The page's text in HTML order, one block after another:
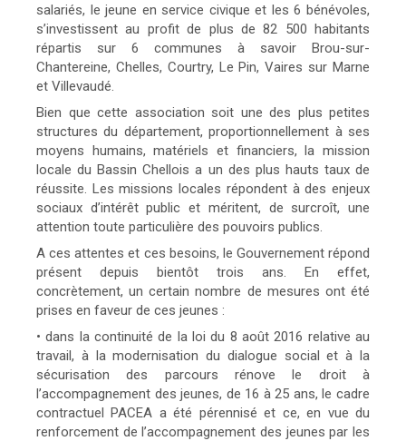
salariés, le jeune en service civique et les 6 bénévoles,
s’investissent au profit de plus de 82 500 habitants
répartis sur 6 communes à savoir Brou-sur-
Chantereine, Chelles, Courtry, Le Pin, Vaires sur Marne
et Villevaudé.
Bien que cette association soit une des plus petites
structures du département, proportionnellement à ses
moyens humains, matériels et financiers, la mission
locale du Bassin Chellois a un des plus hauts taux de
réussite. Les missions locales répondent à des enjeux
sociaux d’intérêt public et méritent, de surcroît, une
attention toute particulière des pouvoirs publics.
A ces attentes et ces besoins, le Gouvernement répond
présent depuis bientôt trois ans. En effet,
concrètement, un certain nombre de mesures ont été
prises en faveur de ces jeunes :
• dans la continuité de la loi du 8 août 2016 relative au
travail, à la modernisation du dialogue social et à la
sécurisation des parcours rénove le droit à
l’accompagnement des jeunes, de 16 à 25 ans, le cadre
contractuel PACEA a été pérennisé et ce, en vue du
renforcement de l’accompagnement des jeunes par les